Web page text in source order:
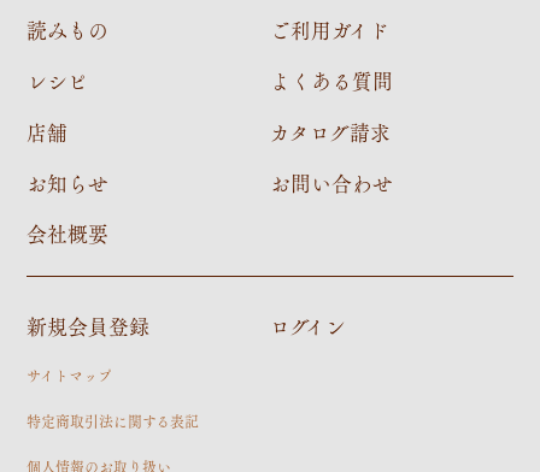
読みもの
レシピ
店舗
お知らせ
会社概要
ご利用ガイド
よくある質問
カタログ請求
お問い合わせ
新規会員登録 ログイン
サイトマップ
特定商取引法に関する表記